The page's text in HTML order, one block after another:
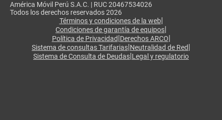
América Móvil Perú S.A.C. | RUC 20467534026
Todos los derechos reservados 2026
Términos y condiciones de la web|
Condiciones de garantía de equipos|
Política de Privacidad|Derechos ARCO|
Sistema de consultas Tarifarias|Neutralidad de Red|
Sistema de Consulta de Deudas|Legal y regulatorio